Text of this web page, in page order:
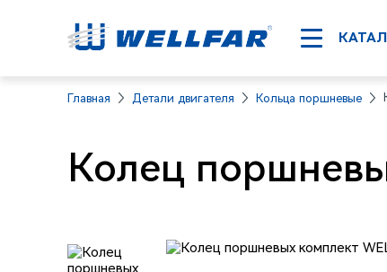
Главная Детали двигателя Кольца поршневые
Колец